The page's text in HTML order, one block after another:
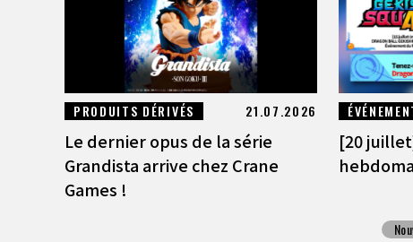
PRODUITS DÉRIVÉS 21.07.2026
Le dernier opus de la série
Grandista arrive chez Crane
Games !
[20